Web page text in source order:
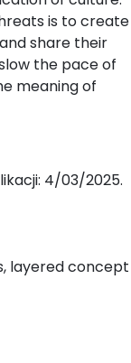
is to create
share their
the pace of
meaning of
4/03/2025.
layered concept